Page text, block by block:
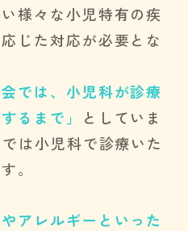
様々な小児特有の疾
じた対応が必要とな
では、小児科が診療
るまで」
としていま
は小児科で診療いた
。
アレルギーといった